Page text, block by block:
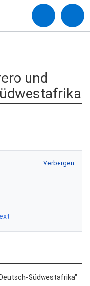
und
Südwestafrika"